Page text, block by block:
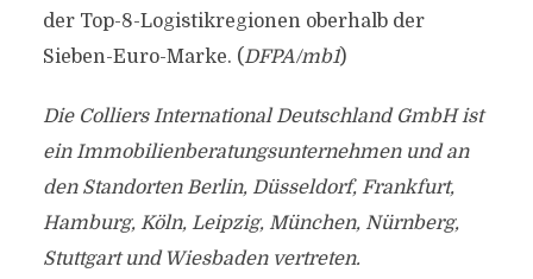
der Top-8-Logistikregionen oberhalb der
Sieben-Euro-Marke. (DFPA/mb1)
Die Colliers International Deutschland GmbH ist
ein Immobilienberatungsunternehmen und an
den Standorten Berlin, Düsseldorf, Frankfurt,
Hamburg, Köln, Leipzig, München, Nürnberg,
Stuttgart und Wiesbaden vertreten.